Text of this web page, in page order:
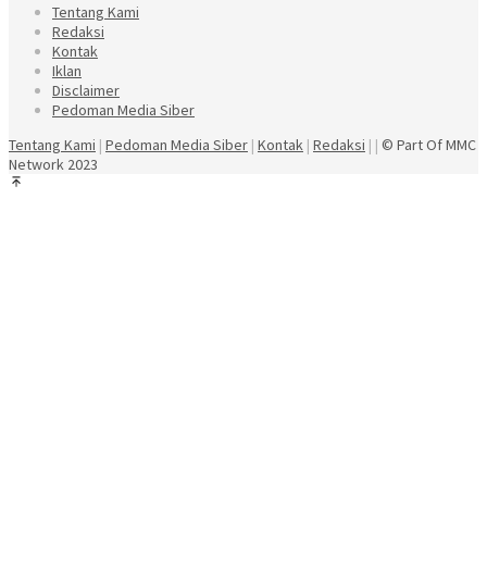
Tentang Kami
Redaksi
Kontak
Iklan
Disclaimer
Pedoman Media Siber
Tentang Kami | Pedoman Media Siber | Kontak | Redaksi | | © Part Of MMC
Network 2023